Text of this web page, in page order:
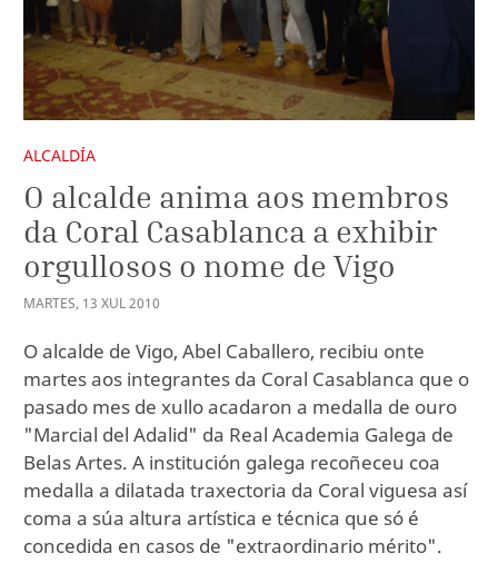
ALCALDÍA
O alcalde anima aos membros
da Coral Casablanca a exhibir
orgullosos o nome de Vigo
MARTES, 13 XUL2010
O alcalde de Vigo, Abel Caballero, recibiu onte
martes aos integrantes da Coral Casablanca que o
pasado mes de xullo acadaron a medalla de ouro
"Marcial del Adalid" da Real Academia Galega de
Belas Artes. A institución galega recoñeceu coa
medalla a dilatada traxectoria da Coral viguesa así
coma a súa altura artística e técnica que só é
concedida en casos de "extraordinario mérito".